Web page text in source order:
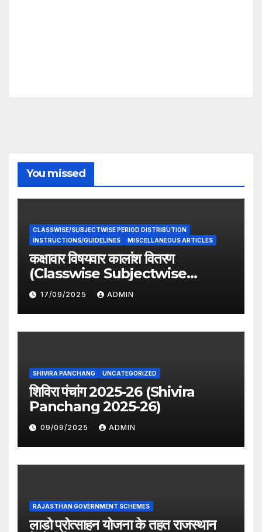
You missed
CLASSWISE/SUBJECTWISE PERIOD DISTRIBUTION
INSTRUCTIONS/GUIDELINES
MISCELLANEOUS ARTICLES
कक्षावार विषयवार कालांश वितरण
(Classwise Subjectwise
period distribution)
17/09/2025 ADMIN
SHIVIRA PANCHANG UNCATEGORIZED
शिविरा पंचांग 2025-26 (Shivira
Panchang 2025-26)
09/09/2025 ADMIN
RAJASTHAN GOVERNMENT SCHEMES
लाडो प्रोत्साहन योजना के तहत राजस्थान